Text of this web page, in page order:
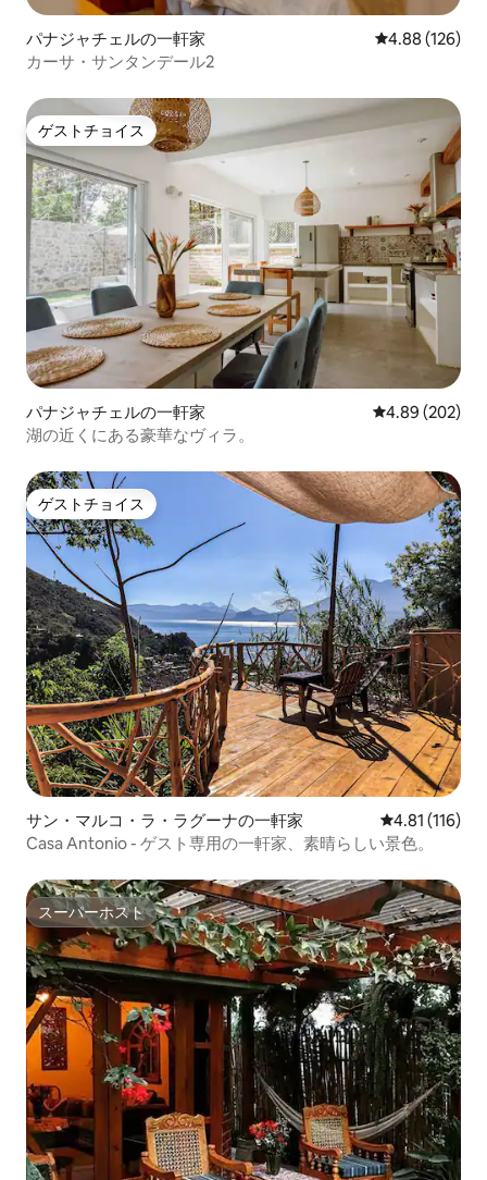
パナジャチェルの一軒家 レビュー126
4.88 (126)
カーサ・サンタンデール2
ゲストチョイス
ゲストチョイス
パナジャチェルの一軒家 レビュー202
4.89 (202)
湖の近くにある豪華なヴィラ。
ゲストチョイス
ゲストチョイス
サン・マルコ・ラ・ラグーナの一軒家 レビュー116
4.81 (116)
Casa Antonio - ゲスト専用の一軒家、素晴らしい景色。
スーパーホスト
スーパーホスト